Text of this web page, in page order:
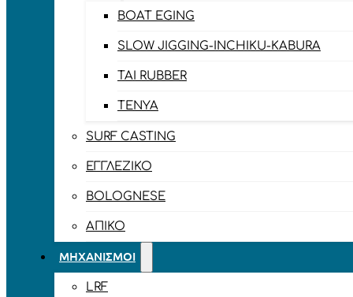
BOAT EGING
SLOW JIGGING-INCHIKU-KABURA
TAI RUBBER
TENYA
SURF CASTING
ΕΓΓΛΈΖΙΚΟ
BOLOGNESE
ΑΠΊΚΟ
ΜΗΧΑΝΙΣΜΟΊ
LRF